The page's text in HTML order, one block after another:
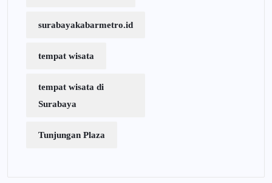
surabayakabarmetro.id
tempat wisata
tempat wisata di
Surabaya
Tunjungan Plaza